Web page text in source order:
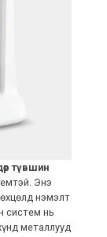
түвшин
Энэ
нэмэлт
систем нь
металлууд